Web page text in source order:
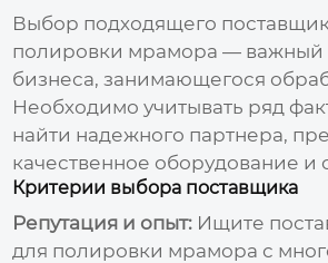
Выбор подходящего
полировки мрамора — важный
бизнеса, занимающегося
Необходимо учитывать ряд
найти надежного партнера,
качественное оборудование и
Критерии выбора поставщика
Репутация и опыт: Ищите
для полировки мрамора с